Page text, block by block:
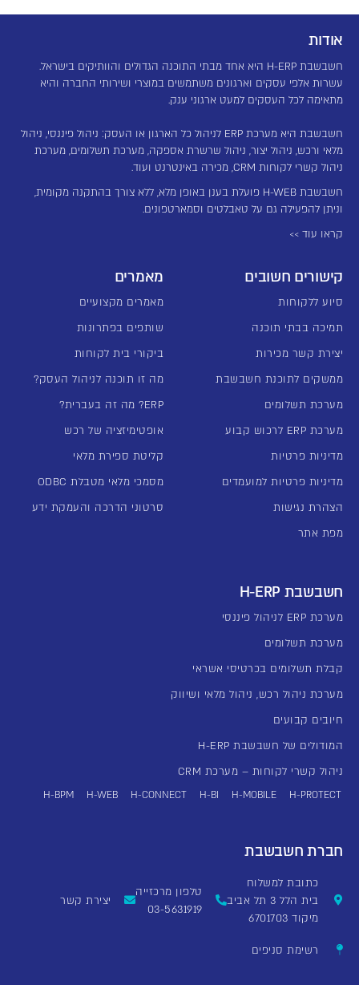
אודות
חשבשבת H-ERP היא אחד מבתי התוכנה הגדולים והוותיקים בישראל.
עשרות אלפי עסקים וארגונים משתמשים במוצרי ושירותי החברה והיא
מתאימה לכל העסקים למעט ארגוני ענק.
חשבשבת היא מערכת ERP לניהול כל הארגון או העסק: ניהול פיננסי, ניהול
מלאי ורכש, ניהול יצור, ניהול שרשרת אספקה, מערכת תשלומים, מערכת
ניהול קשרי לקוחות CRM, מכירה באינטרנט ועוד.
חשבשבת H-WEB פועלת בענן באופן מלא, ללא צורך בהתקנה מקומית,
וניתן להפעילה גם על טאבלטים וסמארטפונים.
קראו עוד >>
קישורים חשובים
סיוע ללקוחות
תמיכה בבתי תוכנה
יצירת קשר מכירות
ממשקים לתוכנת חשבשבת
מערכת תשלומים
מערכת ERP לרכוש קבוע
מדיניות פרטיות
מדיניות פרטיות למועמדים
הצהרת נגישות
מפת אתר
מאמרים
מאמרים מקצועיים
שותפים בפתרונות
ביקורי בית לקוחות
מה זו תוכנה לניהול העסק?
ERP? מה זה בעברית?
אופטימיזציה של רכש
קליטת ספירת מלאי
מסמכי מלאי מטבלת ODBC
סרטוני הדרכה והעמקת ידע
חשבשבת H-ERP
מערכת ERP לניהול פיננסי
מערכת תשלומים
קבלת תשלומים בכרטיסי אשראי
מערכת ניהול רכש, ניהול מלאי ושיווק
חיובים קבועים
המודולים של חשבשבת H-ERP
ניהול קשרי לקוחות – מערכת CRM
H-PROTECT
H-MOBILE
H-BI
H-CONNECT
H-WEB
H-BPM
חברת חשבשבת
כתובת למשלוח
בית הלל 3 תל אביב
מיקוד 6701703
טלפון מרכזייה
03-5631919
יצירת קשר
רשימת סניפים